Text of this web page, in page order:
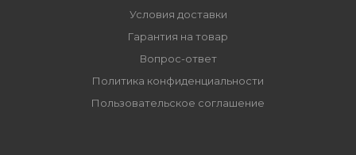
Условия доставки
Гарантия на товар
Вопрос-ответ
Политика конфиденциальности
Пользовательское соглашение